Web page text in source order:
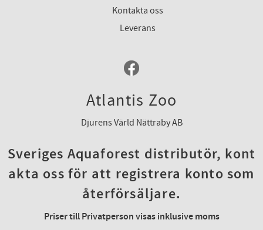
Kontakta oss
Leverans
Atlantis Zoo
Djurens Värld Nättraby AB
Sveriges Aquaforest distributör, kont
akta oss för att registrera konto som
återförsäljare.
Priser till Privatperson visas inklusive moms